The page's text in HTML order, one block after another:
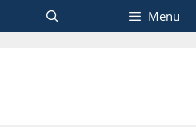
Menu